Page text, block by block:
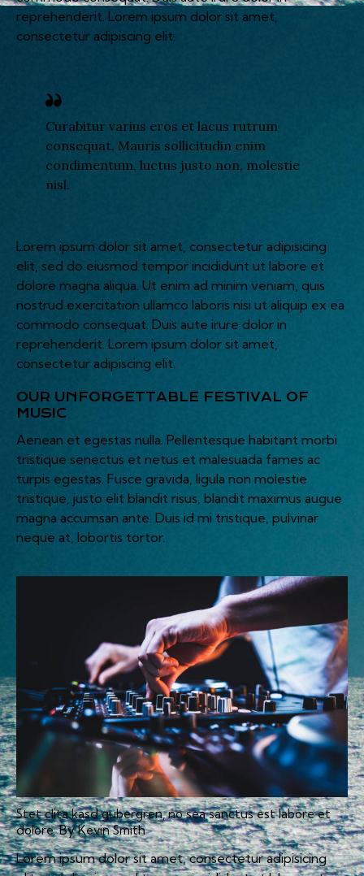
reprehenderit. Lorem ipsum dolor sit amet,
consectetur adipiscing elit.
Curabitur varius eros et lacus rutrum
consequat. Mauris sollicitudin enim
condimentum, luctus justo non, molestie
nisl.
Lorem ipsum dolor sit amet, consectetur adipisicing
elit, sed do eiusmod tempor incididunt ut labore et
dolore magna aliqua. Ut enim ad minim veniam, quis
nostrud exercitation ullamco laboris nisi ut aliquip ex ea
commodo consequat. Duis aute irure dolor in
reprehenderit. Lorem ipsum dolor sit amet,
consectetur adipiscing elit.
OUR UNFORGETTABLE FESTIVAL OF
MUSIC
Aenean et egestas nulla. Pellentesque habitant morbi
tristique senectus et netus et malesuada fames ac
turpis egestas. Fusce gravida, ligula non molestie
tristique, justo elit blandit risus, blandit maximus augue
magna accumsan ante. Duis id mi tristique, pulvinar
neque at, lobortis tortor.
Stet clita kasd gubergren, no sea sanctus est labore et
dolore. ByKevin Smith
Lorem ipsum dolor sit amet, consectetur adipisicing